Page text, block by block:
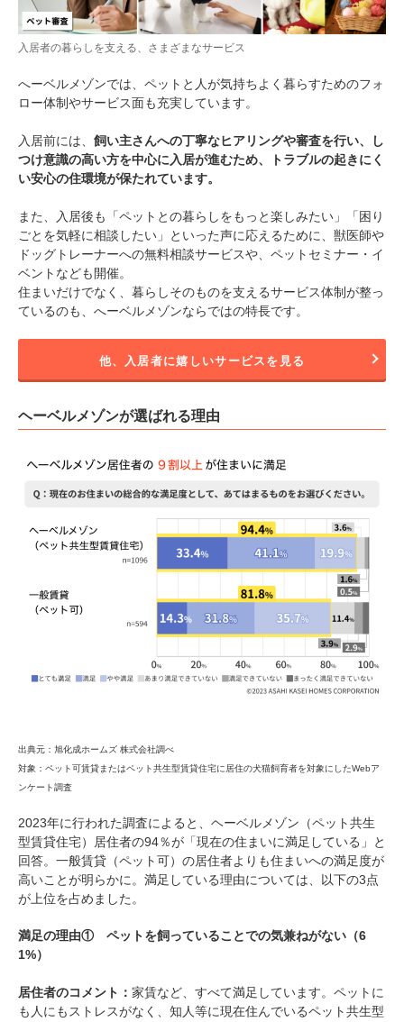
入居者の暮らしを支える、さまざまなサービス
へーベルメゾンでは、ペットと人が気持ちよく暮らすためのフォ
ロー体制やサービス面も充実しています。
入居前には、 飼い主さんへの丁寧なヒアリングや審査を行い、し
つけ意識の高い方を中心に入居が進むため、トラブルの起きにく
い安心の住環境が保たれています。
また、入居後も「ペットとの暮らしをもっと楽しみたい」「困り
ごとを気軽に相談したい」といった声に応えるために、獣医師や
ドッグトレーナーへの無料相談サービスや、ペットセミナー・イ
ベントなども開催。
住まいだけでなく、暮らしそのものを支えるサービス体制が整っ
ているのも、へーベルメゾンならではの特長です。
他、入居者に嬉しいサービスを見る
ヘーベルメゾンが選ばれる理由
出典元：旭化成ホームズ 株式会社調べ
対象：ペット可賃貸またはペット共生型賃貸住宅に居住の犬猫飼育者を対象にしたWebア
ンケート調査
2023年に行われた調査によると、ヘーベルメゾン（ペット共生
型賃貸住宅）居住者の94％が「現在の住まいに満足している」と
回答。一般賃貸（ペット可）の居住者よりも住まいへの満足度が
高いことが明らかに。満足している理由については、以下の3点
が上位を占めました。
満足の理由① ペットを飼っていることでの気兼ねがない（6
1%）
居住者のコメント： 家賃など、すべて満足しています。ペットに
も人にもストレスがなく、知人等に現在住んでいるペット共生型